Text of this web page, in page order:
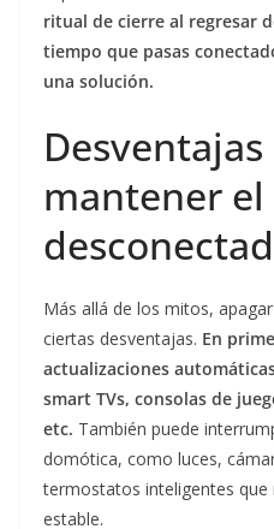
ritual de cierre al regresar
tiempo que pasas
una solución.
Desventajas
mantener
Más allá de los mitos,
ciertas desventajas. En
actualizaciones
smart TVs, consolas de
etc. También puede
domótica, como luces,
termostatos inteligentes que
estable.